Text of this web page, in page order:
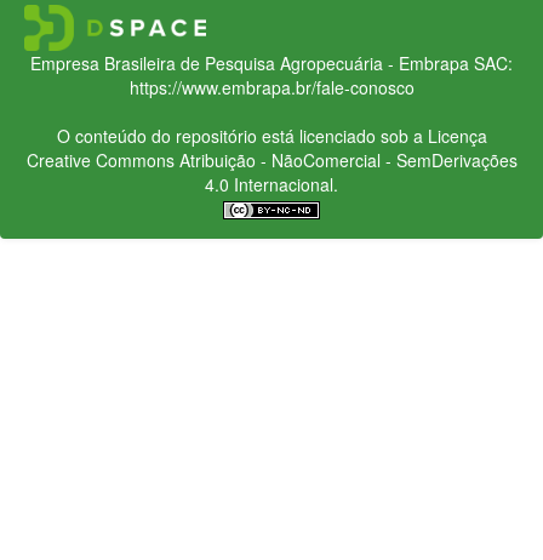
Empresa Brasileira de Pesquisa Agropecuária - Embrapa SAC:
https://www.embrapa.br/fale-conosco
O conteúdo do repositório está licenciado sob a Licença
Creative CommonsAtribuição - NãoComercial - SemDerivações
4.0 Internacional.